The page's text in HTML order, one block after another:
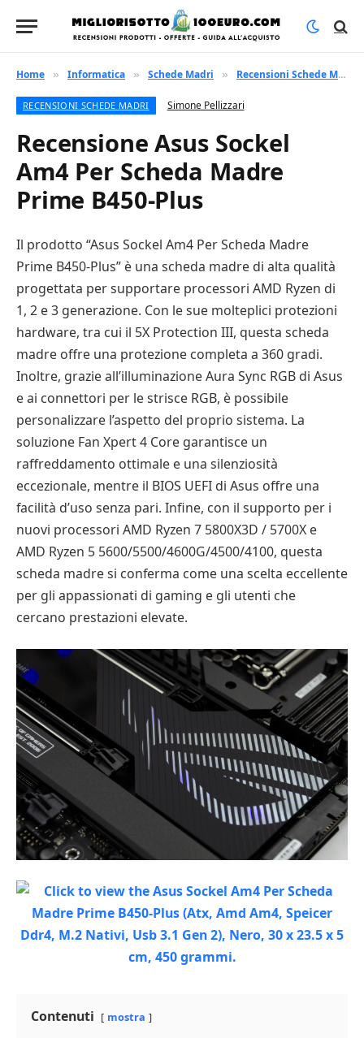
Home » Informatica » Schede Madri » Recensioni Schede Madri
RECENSIONI SCHEDE MADRI Simone Pellizzari
Recensione Asus Sockel
Am4 Per Scheda Madre
Prime B450-Plus
Il prodotto “Asus Sockel Am4 Per Scheda Madre
Prime B450-Plus” è una scheda madre di alta qualità
progettata per supportare processori AMD Ryzen di
1, 2 e 3 generazione. Con le sue molteplici protezioni
hardware, tra cui il 5X Protection III, questa scheda
madre offre una protezione completa a 360 gradi.
Inoltre, grazie all’illuminazione Aura Sync RGB di Asus
e ai connettori per le strisce RGB, è possibile
personalizzare l’aspetto del proprio sistema. La
soluzione Fan Xpert 4 Core garantisce un
raffreddamento ottimale e una silenziosità
eccezionale, mentre il BIOS UEFI di Asus offre una
facilità d’uso senza pari. Infine, con il supporto per i
nuovi processori AMD Ryzen 7 5800X3D / 5700X e
AMD Ryzen 5 5600/5500/4600G/4500/4100, questa
scheda madre si conferma come una scelta eccellente
per gli appassionati di gaming e gli utenti che
cercano prestazioni elevate.
Contenuti mostra